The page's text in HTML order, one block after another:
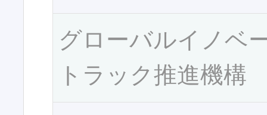
グローバルイノベ
トラック推進機構